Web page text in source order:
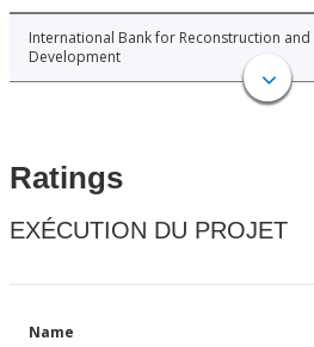
International Bank for Reconstruction and
Development
Ratings
EXÉCUTION DU PROJET
Name